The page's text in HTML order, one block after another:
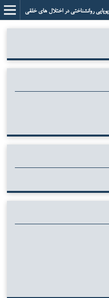
پویایی روانشناختی در اختلال های خلقی